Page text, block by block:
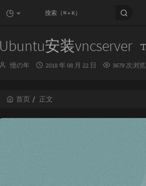
Ubuntu安装vncserver
博
憶の年
发
2018 年 08 月 22 日 3679 次浏览
首页 正文